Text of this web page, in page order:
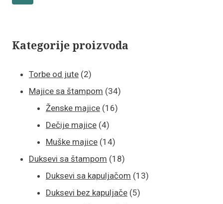
Kategorije proizvoda
Torbe od jute 22
proizvoda
Majice sa štampom 3434
Ženske majice 1616
Dečije majice 44
proizvoda
Muške majice 1414
proizvoda
Duksevi sa štampom 1818
proizvoda
Duksevi sa kapuljačom 1313
Duksevi bez kapuljače 55